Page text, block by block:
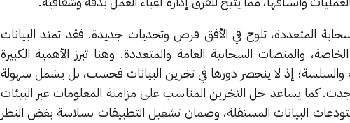
المتعددة، تلوح في الأفق فرص وتحديات جديدة. فقد تمتد البيانات
والمنصات السحابية العامة والمتعددة. وهنا تبرز الأهمية الكبيرة
والسلسة؛ إذ لا ينحصر دورها في تخزين البيانات فحسب، بل يشمل سهولة
كما يساعد حل التخزين المناسب على مزامنة المعلومات عبر البيئات
البيانات المستقلة، وضمان تشغيل التطبيقات بسلاسة بغض النظر